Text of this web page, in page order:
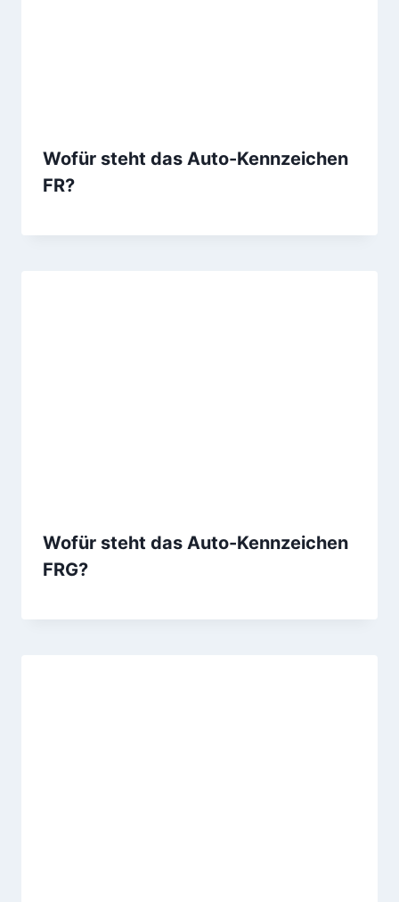
Wofür steht das Auto-Kennzeichen
FR?
Wofür steht das Auto-Kennzeichen
FRG?